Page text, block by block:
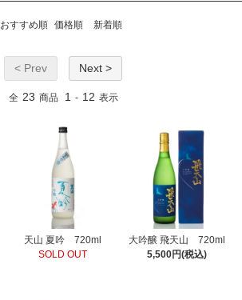
おすすめ順 価格順 新着順
< Prev Next >
全 23 商品 1 - 12 表示
天山 夏吟 720ml
SOLD OUT
大吟醸 飛天山 720ml
5,500円(税込)